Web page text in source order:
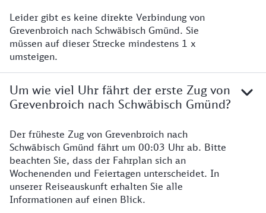
Leider gibt es keine direkte Verbindung von
Grevenbroich nach Schwäbisch Gmünd. Sie
müssen auf dieser Strecke mindestens 1 x
umsteigen.
Um wie viel Uhr fährt der erste Zug von
Grevenbroich nach Schwäbisch Gmünd?
Der früheste Zug von Grevenbroich nach
Schwäbisch Gmünd fährt um 00:03 Uhr ab. Bitte
beachten Sie, dass der Fahrplan sich an
Wochenenden und Feiertagen unterscheidet. In
unserer Reiseauskunft erhalten Sie alle
Informationen auf einen Blick.